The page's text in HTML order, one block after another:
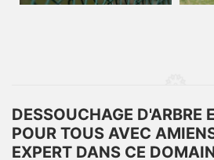
DESSOUCHAGE D'ARBRE
POUR TOUS AVEC
EXPERT DANS CE